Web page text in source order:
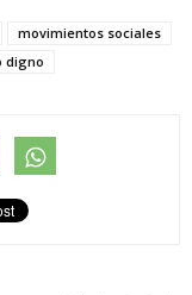
movimientos sociales
digno